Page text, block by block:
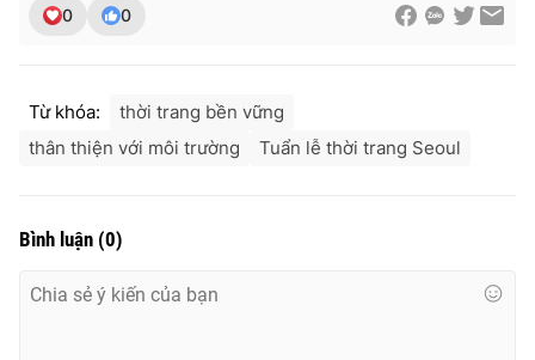
thuận bằng văn bản. Ghi rõ nguồn VTV.vn khi phát hành lại
0 0
Từ khóa:
thời trang bền vững
thân thiện với môi trường
Tuẩn lễ thời trang Seoul
Bình luận (0)